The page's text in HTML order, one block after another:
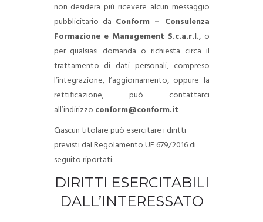
non desidera più ricevere alcun messaggio
pubblicitario da Conform – Consulenza
Formazione e Management S.c.a.r.l., o
per qualsiasi domanda o richiesta circa il
trattamento di dati personali, compreso
l’integrazione, l’aggiornamento, oppure la
rettificazione, può contattarci
all’indirizzo conform@conform.it
Ciascun titolare può esercitare i diritti
previsti dal Regolamento UE 679/2016 di
seguito riportati:
DIRITTI ESERCITABILI
DALL’INTERESSATO